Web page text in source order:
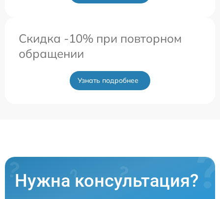
Скидка -10% при повторном
обращении
Узнать подробнее
Нужна консультация?